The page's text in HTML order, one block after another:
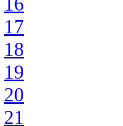
17
18
19
20
21